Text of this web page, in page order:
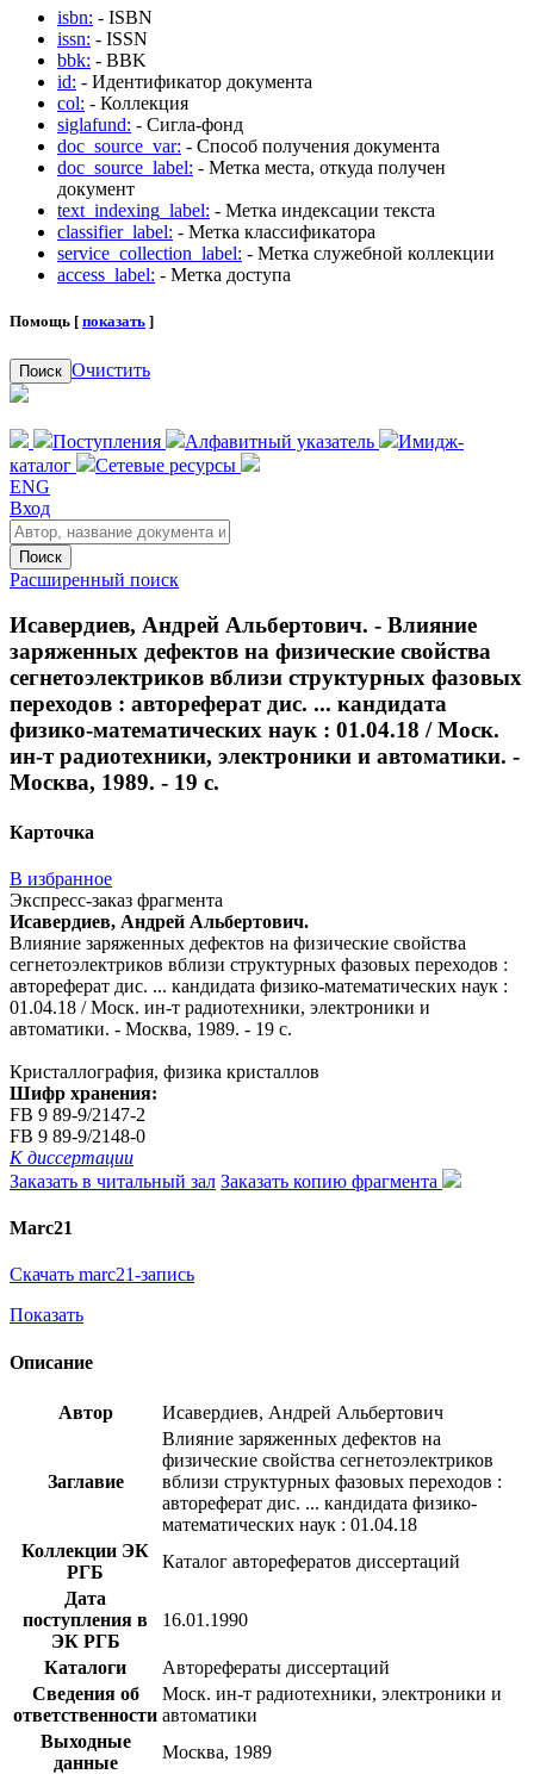
isbn: - ISBN
issn: - ISSN
bbk: - BBK
id: - Идентификатор документа
col: - Коллекция
siglafund: - Сигла-фонд
doc_source_var: - Способ получения документа
doc_source_label: - Метка места, откуда получен
документ
text_indexing_label: - Метка индексации текста
classifier_label: - Метка классификатора
service_collection_label: - Метка служебной коллекции
access_label: - Метка доступа
Помощь [ показать ]
Поиск Очистить
Поступления Алфавитный указатель
Имидж-
каталог
Сетевые ресурсы
ENG
Вход
Поиск
Расширенный поиск
Исавердиев, Андрей Альбертович. - Влияние
заряженных дефектов на физические свойства
сегнетоэлектриков вблизи структурных фазовых
переходов : автореферат дис. ... кандидата
физико-математических наук : 01.04.18 / Моск.
ин-т радиотехники, электроники и автоматики. -
Москва, 1989. - 19 с.
Карточка
В избранное
Экспресс-заказ фрагмента
Исавердиев, Андрей Альбертович.
Влияние заряженных дефектов на физические свойства
сегнетоэлектриков вблизи структурных фазовых переходов :
автореферат дис. ... кандидата физико-математических наук :
01.04.18 / Моск. ин-т радиотехники, электроники и
автоматики. - Москва, 1989. - 19 с.
Кристаллография, физика кристаллов
Шифр хранения:
FB 9 89-9/2147-2
FB 9 89-9/2148-0
К диссертации
Заказать в читальный зал Заказать копию фрагмента
Marc21
Скачать marc21-запись
Показать
Описание
Автор Исавердиев, Андрей Альбертович
Заглавие
Влияние заряженных дефектов на
физические свойства сегнетоэлектриков
вблизи структурных фазовых переходов :
автореферат дис. ... кандидата физико-
математических наук : 01.04.18
Коллекции ЭК
РГБ
Каталог авторефератов диссертаций
Дата
поступления в
ЭК РГБ
16.01.1990
Каталоги
Авторефераты диссертаций
Сведения об
ответственности
Моск. ин-т радиотехники, электроники и
автоматики
Выходные
данные
Москва, 1989